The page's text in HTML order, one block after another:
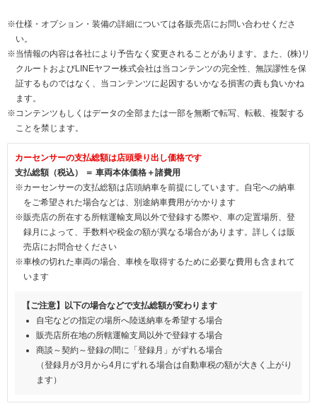
※仕様・オプション・装備の詳細については各販売店にお問い合わせくださ
い。
※当情報の内容は各社により予告なく変更されることがあります。また、(株)リ
クルートおよびLINEヤフー株式会社は当コンテンツの完全性、無誤謬性を保
証するものではなく、当コンテンツに起因するいかなる損害の責も負いかね
ます。
※コンテンツもしくはデータの全部または一部を無断で転写、転載、複製する
ことを禁じます。
カーセンサーの支払総額は店頭乗り出し価格です
支払総額（税込） ＝ 車両本体価格＋諸費用
※カーセンサーの支払総額は店頭納車を前提にしています。自宅への納車
をご希望された場合などは、別途納車費用がかかります
※販売店の所在する所轄運輸支局以外で登録する際や、車の定置場所、登
録月によって、手数料や税金の額が異なる場合があります。詳しくは販
売店にお問合せください
※車検の切れた車両の場合、車検を取得するために必要な費用も含まれて
います
【ご注意】以下の場合などで支払総額が変わります
自宅などの指定の場所へ陸送納車を希望する場合
販売店所在地の所轄運輸支局以外で登録する場合
商談～契約～登録の間に「登録月」がずれる場合
（登録月が3月から4月にずれる場合は自動車税の額が大きく上がり
ます）